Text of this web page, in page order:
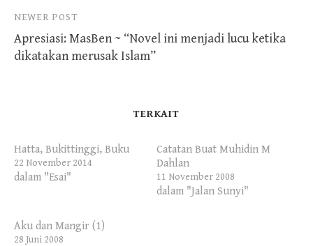
NEWER POST
Apresiasi: MasBen ~ “Novel ini menjadi lucu ketika
dikatakan merusak Islam”
TERKAIT
Hatta, Bukittinggi, Buku
22 November 2014
dalam "Esai"
Catatan Buat Muhidin M
Dahlan
11 November 2008
dalam "Jalan Sunyi"
Aku dan Mangir (1)
28 Juni 2008